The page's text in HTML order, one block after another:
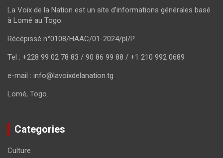
La Voix de la Nation est un site d’informations générales basé
à Lomé au Togo.
Récépissé n°0108/HAAC/01-2024/pl/P
Tel : +228 99 02 78 83 / 90 86 99 88 / +1 210 992 0689
e-mail : info@lavoixdelanation.tg
Lomé, Togo.
Categories
Culture